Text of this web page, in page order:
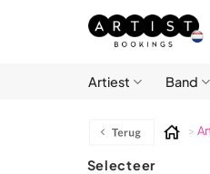
Artiest Band
>
Selecteer